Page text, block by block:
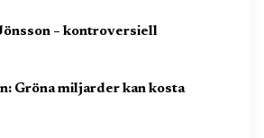
– kontroversiell
Gröna miljarder kan kosta